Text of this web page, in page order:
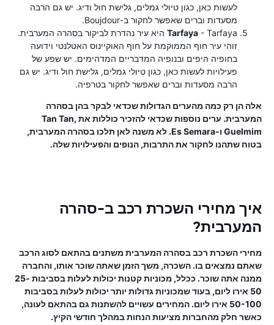
לעשות כאן, כגון טיולי גמלים, גלישת חול ודיג. יש גם הרבה
מסעדות וברים שאפשר לחקור ב-Boujdour.
Tarfaya - Tarfaya היא עיר נהדרת לביקור בסהרה המערבית.
זוהי עיר חוף הממוקמת על חוף האוקיינוס ​​האטלנטי וידועה
בחופיה היפים ובנופיה המדבריים המדהימים. יש שפע של
פעילויות לעשות כאן, כגון טיולי גמלים, גלישת חול ודיג. יש גם
הרבה מסעדות וברים שאפשר לחקור בטרפיה.
אלה הן רק כמה מהערים הגדולות שכדאי לבקר בהן בסהרה
המערבית. ערים נוספות שכדאי להזכיר כוללות את Tan Tan,
Guelmim ו-Es Semara. לא משנה לאן תלכו בסהרה המערבית,
בטוח שתהנו לחקור את התרבות, הנופים והפעילויות שלה.
איך מחירי השכרת רכב ב-סהרה
המערבית?
מחירי השכרת רכב בסהרה המערבית משתנים בהתאם לסוג הרכב
שאתם נמצאים בו. השכרה, משך הזמן שאתה שוכר אותו, והחברה
ממנה אתה שוכר. ככלל, מכוניות קטנות יכולות לעלות בסביבות 25-
50 אירו ליום, בעוד שמכוניות גדולות יותר יכולות לעלות בסביבות
50-100 אירו ליום. המחירים עשויים להשתנות גם בהתאם לעונה,
כאשר חלק מהחברות מציעות הנחות במהלך חודשי הקיץ.